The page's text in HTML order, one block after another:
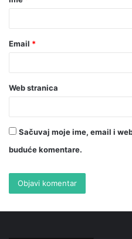
Email *
Web stranica
Sačuvaj moje ime, email i
buduće komentare.